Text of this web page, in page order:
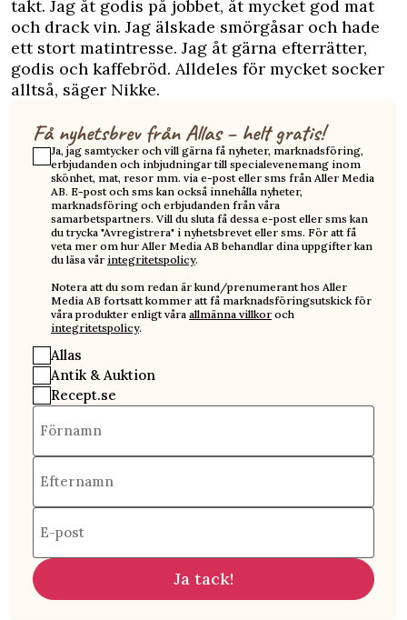
takt. Jag åt godis på jobbet, åt mycket god mat
och drack vin. Jag älskade smörgåsar och hade
ett stort matintresse. Jag åt gärna efterrätter,
godis och kaffebröd. Alldeles för mycket socker
alltså, säger Nikke.
Få nyhetsbrev från Allas – helt gratis!
Ja, jag samtycker och vill gärna få nyheter, marknadsföring,
erbjudanden och inbjudningar till specialevenemang inom
skönhet, mat, resor mm. via e-post eller sms från Aller Media
AB. E-post och sms kan också innehålla nyheter,
marknadsföring och erbjudanden från våra
samarbetspartners. Vill du sluta få dessa e-post eller sms kan
du trycka "Avregistrera" i nyhetsbrevet eller sms. För att få
veta mer om hur Aller Media AB behandlar dina uppgifter kan
du läsa vår integritetspolicy.
Notera att du som redan är kund/prenumerant hos Aller
Media AB fortsatt kommer att få marknadsföringsutskick för
våra produkter enligt våra allmänna villkor och
integritetspolicy.
Allas
Antik & Auktion
Recept.se
Förnamn
Efternamn
E-post
Ja tack!